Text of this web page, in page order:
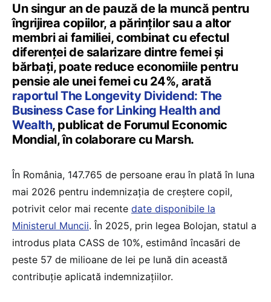
Un singur an de pauză de la muncă pentru
îngrijirea copiilor, a părinților sau a altor
membri ai familiei, combinat cu efectul
diferenței de salarizare dintre femei și
bărbați, poate reduce economiile pentru
pensie ale unei femei cu 24%, arată
raportul The Longevity Dividend: The
Business Case for Linking Health and
Wealth, publicat de Forumul Economic
Mondial, în colaborare cu Marsh.
În România, 147.765 de persoane erau în plată în luna
mai 2026 pentru indemnizația de creștere copil,
potrivit celor mai recente date disponibile la
Ministerul Muncii. În 2025, prin legea Bolojan, statul a
introdus plata CASS de 10%, estimând încasări de
peste 57 de milioane de lei pe lună din această
contribuție aplicată indemnizațiilor.